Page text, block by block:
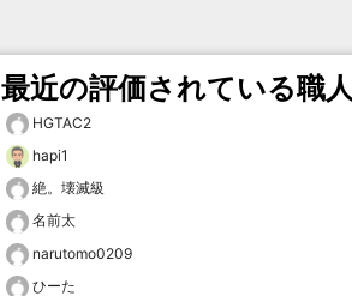
最近の評価されている職人
HGTAC2
hapi1
絶。壊滅級
名前太
narutomo0209
ひーた